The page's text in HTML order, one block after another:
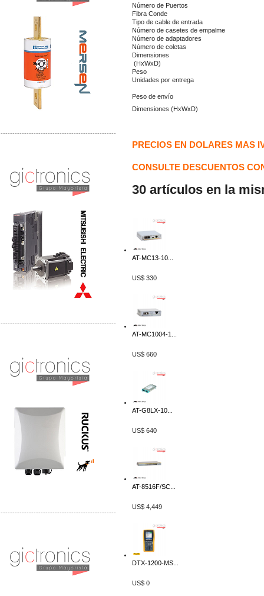
-------------------------------------------------
-------------------------------------------------
-------------------------------------------------
Número de Puertos
Fibra Conde
Tipo de cable de entrada
Número de casetes de empalme
Número de adaptadores
Número de coletas
(HxWxD)
Peso
Unidades por
Peso de envío
Dimensiones (HxWxD)
PRECIOS EN DOLARES MAS
CONSULTE DESCUENTOS
30 artículos en la
AT-MC13-10...
US$ 330
AT-MC1004-1...
US$ 660
AT-G8LX-10...
US$ 640
AT-8516F/SC...
US$ 4,449
DTX-1200-MS...
US$ 0